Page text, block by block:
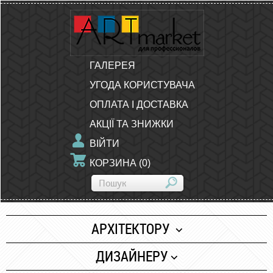
ГАЛЕРЕЯ
УГОДА КОРИСТУВАЧА
ОПЛАТА І ДОСТАВКА
АКЦІЇ ТА ЗНИЖКИ
ВІЙТИ
КОРЗИНА (0)
АРХІТЕКТОРУ
Папір
ДИЗАЙНЕРУ